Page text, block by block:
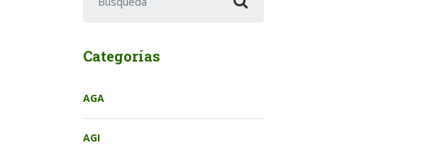
Categorías
AGA
AGI